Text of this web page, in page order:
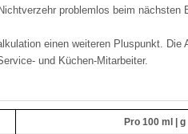
problemlos beim nächsten
einen weiteren Pluspunkt. Die
und Küchen-Mitarbeiter.
Pro 100 ml | g